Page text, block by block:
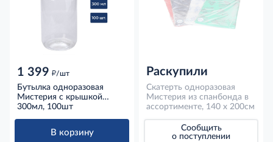
1 399 д/шт
Бутылка одноразовая
Мистерия с крышкой
пластиковая прозрачная
300мл, 100шт
В корзину
Раскупили
Скатерть одноразовая
Мистерия из спанбонда в
ассортименте, 140 x 200см
Сообщить
о поступлении